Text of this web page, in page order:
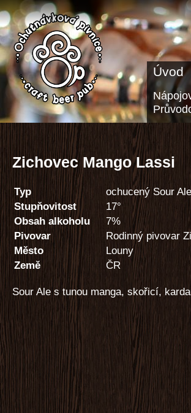
Úvod
Zichovec Mango Lassi
Typ
ochucený Sour Ale
Stupňovitost
17°
Obsah alkoholu
7%
Pivovar
Rodinný pivovar
Město
Louny
Země
ČR
Sour Ale s tunou manga, skořicí,